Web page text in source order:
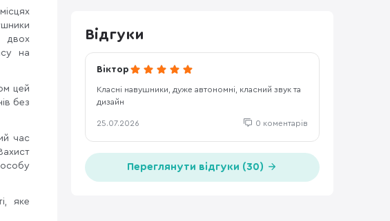
двох
на
цей
без
час
яке
Відгуки
Віктор
Класні навушники, дуже автономні, класний звук та
дизайн
25.07.2026 0 коментарів
Переглянути відгуки (30)